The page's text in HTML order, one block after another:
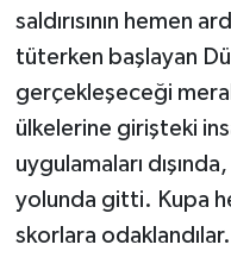
saldırısının hemen
tüterken başlayan
gerçekleşeceği
ülkelerine girişteki
uygulamaları
yolunda gitti. Kupa
skorlara